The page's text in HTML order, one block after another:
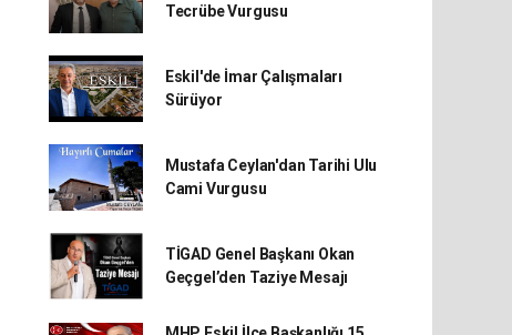
Tecrübe Vurgusu
Eskil'de İmar Çalışmaları
Sürüyor
Mustafa Ceylan'dan Tarihi Ulu
Cami Vurgusu
TİGAD Genel Başkanı Okan
Geçgel’den Taziye Mesajı